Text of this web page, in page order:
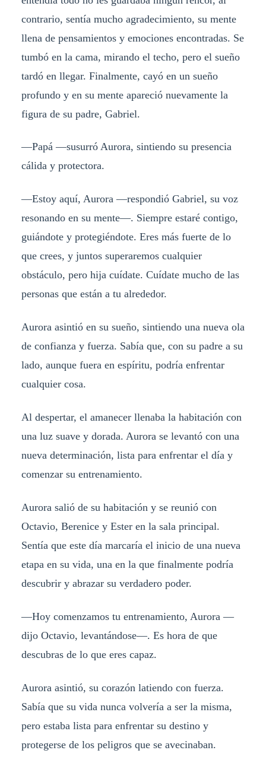
contrario, sentía mucho agradecimiento, su mente
llena de pensamientos y emociones encontradas. Se
tumbó en la cama, mirando el techo, pero el sueño
tardó en llegar. Finalmente, cayó en un sueño
profundo y en su mente apareció nuevamente la
figura de su padre, Gabriel.
—Papá —susurró Aurora, sintiendo su presencia
cálida y protectora.
—Estoy aquí, Aurora —respondió Gabriel, su voz
resonando en su mente—. Siempre estaré contigo,
guiándote y protegiéndote. Eres más fuerte de lo
que crees, y juntos superaremos cualquier
obstáculo, pero hija cuídate. Cuídate mucho de las
personas que están a tu alrededor.
Aurora asintió en su sueño, sintiendo una nueva ola
de confianza y fuerza. Sabía que, con su padre a su
lado, aunque fuera en espíritu, podría enfrentar
cualquier cosa.
Al despertar, el amanecer llenaba la habitación con
una luz suave y dorada. Aurora se levantó con una
nueva determinación, lista para enfrentar el día y
comenzar su entrenamiento.
Aurora salió de su habitación y se reunió con
Octavio, Berenice y Ester en la sala principal.
Sentía que este día marcaría el inicio de una nueva
etapa en su vida, una en la que finalmente podría
descubrir y abrazar su verdadero poder.
—Hoy comenzamos tu entrenamiento, Aurora —
dijo Octavio, levantándose—. Es hora de que
descubras de lo que eres capaz.
Aurora asintió, su corazón latiendo con fuerza.
Sabía que su vida nunca volvería a ser la misma,
pero estaba lista para enfrentar su destino y
protegerse de los peligros que se avecinaban.